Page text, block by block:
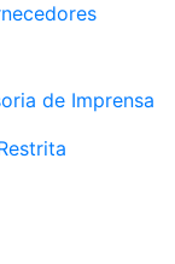
de Imprensa